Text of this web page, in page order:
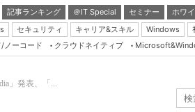
記事ランキング ＠IT Special セミナー
ホワ
セキュリティ キャリア&スキル Windows
Server & Storage
ノーコード クラウドネイティブ
」発表、「...